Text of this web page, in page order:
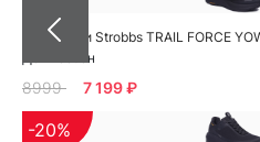
Кроссовки Strobbs TRAIL FORCE
Демисезон
8999 7 199 ₽
-20%